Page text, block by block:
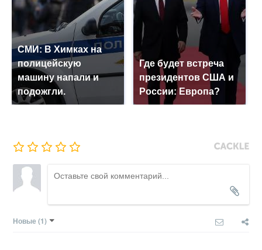
СМИ: В Химках на
полицейскую
машину напали и
подожгли.
Где будет встреча
президентов США и
России: Европа?
Новые (1)